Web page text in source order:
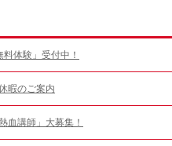
料体験」受付中！
暇のご案内
血講師」大募集！